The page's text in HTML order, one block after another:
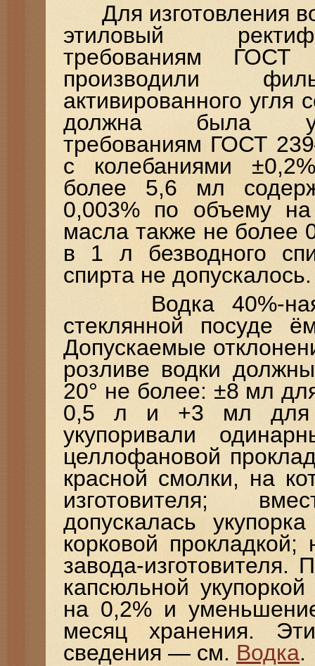
Для изготовления
этиловый
требованиям
производили
активированного угля
должна была
требованиям ГОСТ
с колебаниями
более 5,6 мл
0,003% по объему на
масла также не более
в 1 л безводного
спирта не
Водка 40%-ная
стеклянной посуде
Допускаемые
розливе водки
20° не более: ±8 мл
0,5 л и +3 мл для
укупоривали
целлофановой
красной смолки, на
изготовителя;
допускалась
корковой прокладкой;
завода-изготовителя.
капсюльной
на 0,2% и
месяц хранения.
сведения — см. Водка.